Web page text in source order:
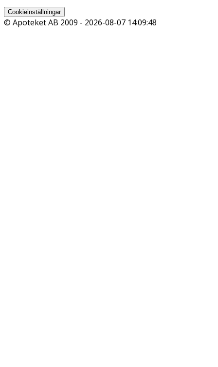
Cookieinställningar
© Apoteket AB 2009 - 2026-08-07 14:09:48